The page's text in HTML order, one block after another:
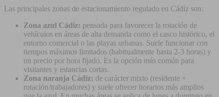
Las principales zonas de estacionamiento regulado en Cádiz son:
Zona azul Cádiz: pensada para favorecer la rotación de
vehículos en áreas de alta demanda como el casco histórico, el
entorno comercial o las playas urbanas. Suele funcionar con
tiempos máximos limitados (habitualmente hasta 2-3 horas) y
un precio por hora fijado. Es la opción más común para
visitantes y estancias cortas.
Zona naranja Cádiz: de carácter mixto (residente +
rotación/trabajadores) y suele ofrecer horarios más amplios